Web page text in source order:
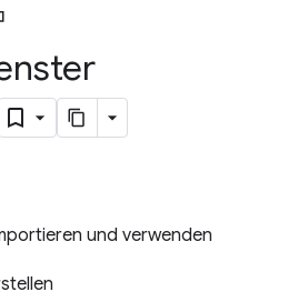
und verwenden